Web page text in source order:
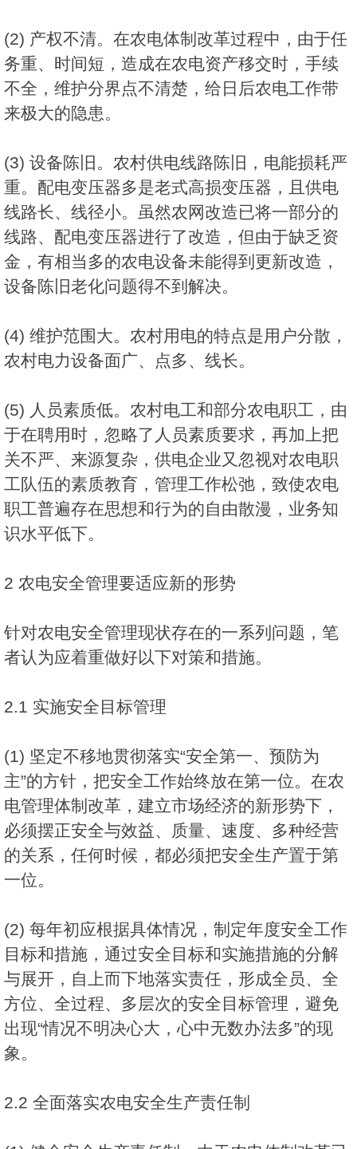
(2) 产权不清。在农电体制改革过程中，由于任
务重、时间短，造成在农电资产移交时，手续
不全，维护分界点不清楚，给日后农电工作带
来极大的隐患。
(3) 设备陈旧。农村供电线路陈旧，电能损耗严
重。配电变压器多是老式高损变压器，且供电
线路长、线径小。虽然农网改造已将一部分的
线路、配电变压器进行了改造，但由于缺乏资
金，有相当多的农电设备未能得到更新改造，
设备陈旧老化问题得不到解决。
(4) 维护范围大。农村用电的特点是用户分散，
农村电力设备面广、点多、线长。
(5) 人员素质低。农村电工和部分农电职工，由
于在聘用时，忽略了人员素质要求，再加上把
关不严、来源复杂，供电企业又忽视对农电职
工队伍的素质教育，管理工作松弛，致使农电
职工普遍存在思想和行为的自由散漫，业务知
识水平低下。
2 农电安全管理要适应新的形势
针对农电安全管理现状存在的一系列问题，笔
者认为应着重做好以下对策和措施。
2.1 实施安全目标管理
(1) 坚定不移地贯彻落实“安全第一、预防为
主”的方针，把安全工作始终放在第一位。在农
电管理体制改革，建立市场经济的新形势下，
必须摆正安全与效益、质量、速度、多种经营
的关系，任何时候，都必须把安全生产置于第
一位。
(2) 每年初应根据具体情况，制定年度安全工作
目标和措施，通过安全目标和实施措施的分解
与展开，自上而下地落实责任，形成全员、全
方位、全过程、多层次的安全目标管理，避免
出现“情况不明决心大，心中无数办法多”的现
象。
2.2 全面落实农电安全生产责任制